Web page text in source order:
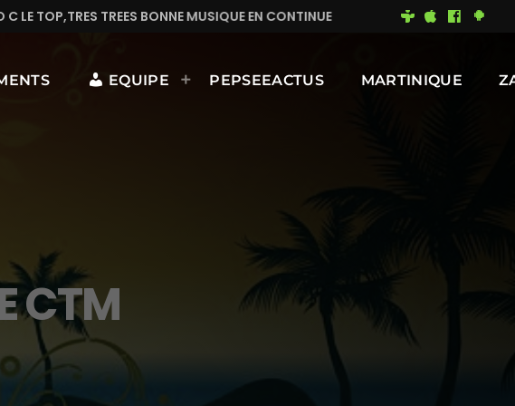
MUSIQUE EN CONTINUE MIMI DU 93 BONNE JOURNÉE
EQUIPE PEPSEEACTUS MARTINIQUE
CTM